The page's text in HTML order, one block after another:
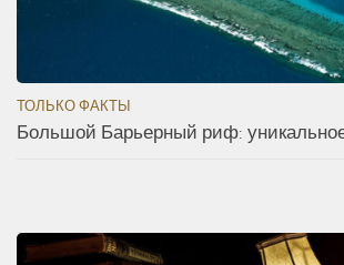
ТОЛЬКО ФАКТЫ
Большой Барьерный риф: